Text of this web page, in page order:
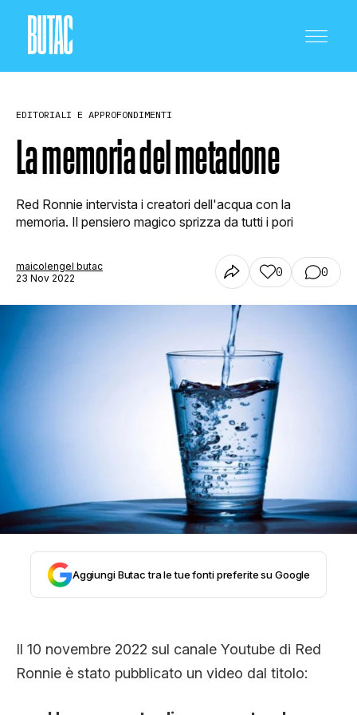
CRONACA E POLITICA
SCIENZA E TECNOLOGIA
STORIA E CITAZIONI
COMPLOTTI, LEGGENDE URBANE ED
EVERGREEN
TRUFFE E SOCIAL NETWORK
EDITORIALI E APPROFONDIMENTI
La memoria del metadone
Red Ronnie intervista i creatori dell'acqua con la
memoria. Il pensiero magico sprizza da tutti i pori
maicolengel butac
23 Nov 2022
0 0
Aggiungi Butac tra le tue fonti preferite su Google
Il 10 novembre 2022 sul canale Youtube di Red
Ronnie è stato pubblicato un video dal titolo: